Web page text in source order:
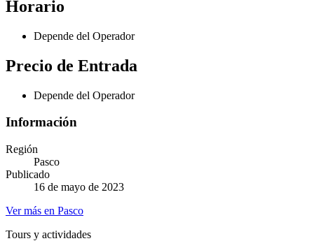
Horario
Depende del Operador
Precio de Entrada
Depende del Operador
Información
Región
Pasco
Publicado
16 de mayo de 2023
Ver más en Pasco
Tours y actividades